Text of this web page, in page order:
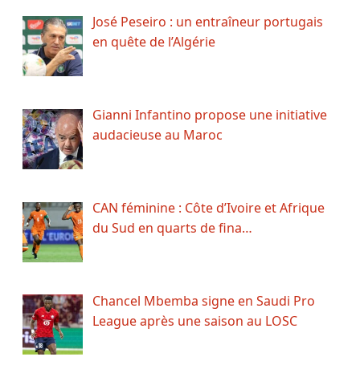
José Peseiro : un entraîneur portugais
en quête de l’Algérie
Gianni Infantino propose une initiative
audacieuse au Maroc
CAN féminine : Côte d’Ivoire et Afrique
du Sud en quarts de fina…
Chancel Mbemba signe en Saudi Pro
League après une saison au LOSC